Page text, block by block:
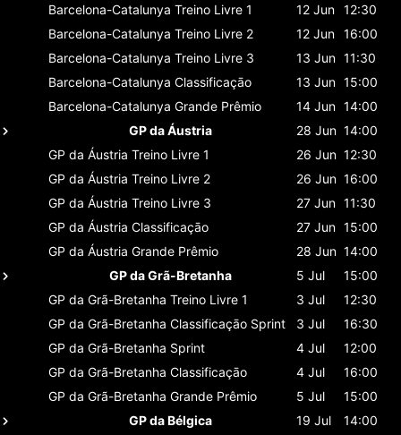
Barcelona-Catalunya Treino Livre 1 12 Jun 12:30
Barcelona-Catalunya Treino Livre 2 12 Jun 16:00
Barcelona-Catalunya Treino Livre 3 13 Jun 11:30
Barcelona-Catalunya Classificaçāo 13 Jun 15:00
Barcelona-Catalunya Grande Prêmio 14 Jun 14:00
GP da Áustria
28 Jun 14:00
GP da Áustria Treino Livre 1 26 Jun 12:30
GP da Áustria Treino Livre 2 26 Jun 16:00
GP da Áustria Treino Livre 3 27 Jun 11:30
GP da Áustria Classificaçāo 27 Jun 15:00
GP da Áustria Grande Prêmio 28 Jun 14:00
GP da Grã-Bretanha
5 Jul
15:00
GP da Grã-Bretanha Treino Livre 1 3 Jul
12:30
GP da Grã-Bretanha Classificaçāo Sprint 3 Jul
16:30
GP da Grã-Bretanha Sprint 4 Jul
12:00
GP da Grã-Bretanha Classificaçāo 4 Jul
16:00
GP da Grã-Bretanha Grande Prêmio 5 Jul
15:00
GP da Bélgica
19 Jul
14:00